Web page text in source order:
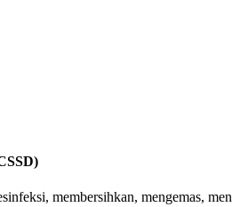
membersihkan, mengemas,